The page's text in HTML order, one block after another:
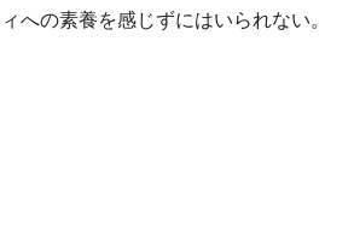
ィへの素養を感じずにはいられない。